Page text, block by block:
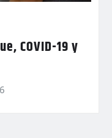
COVID-19 y